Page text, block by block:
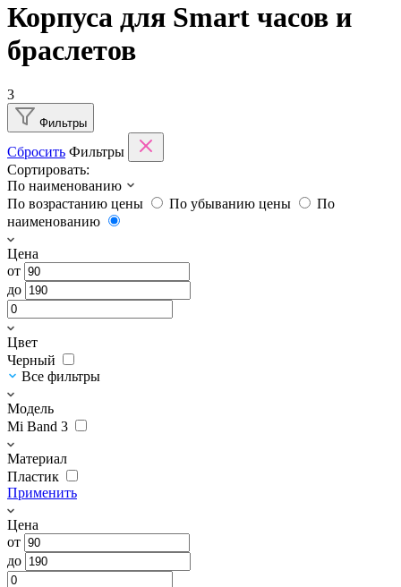
Корпуса для Smart часов и
браслетов
3
Фильтры
Сбросить Фильтры
Сортировать:
По наименованию
По возрастанию цены
По убыванию цены
По
наименованию
Цена
от
до
Цвет
Черный
Все фильтры
Модель
Mi Band 3
Материал
Пластик
Применить
Цена
от
до